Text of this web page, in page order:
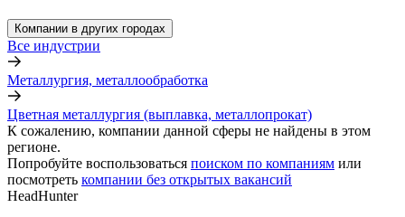
Компании в других городах
Все индустрии
Металлургия, металлообработка
Цветная металлургия (выплавка, металлопрокат)
К сожалению, компании данной сферы не найдены в этом
регионе.
Попробуйте воспользоваться поиском по компаниям или
посмотреть компании без открытых вакансий
HeadHunter